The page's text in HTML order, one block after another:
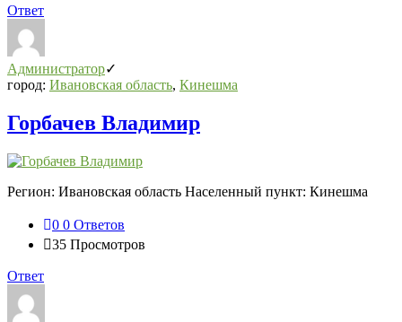
Ответ
Администратор
город: Ивановская область, Кинешма
Горбачев Владимир
Регион: Ивановская область Населенный пункт: Кинешма
0 0 Ответов
35 Просмотров
Ответ